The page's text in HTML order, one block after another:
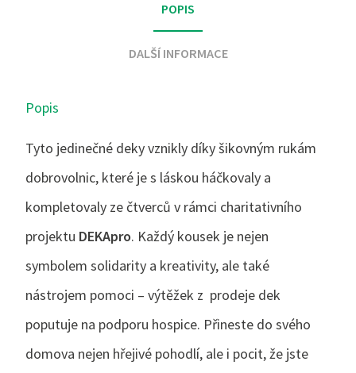
POPIS
DALŠÍ INFORMACE
Popis
Tyto jedinečné deky vznikly díky šikovným rukám
dobrovolnic, které je s láskou háčkovaly a
kompletovaly ze čtverců v rámci charitativního
projektu DEKApro. Každý kousek je nejen
symbolem solidarity a kreativity, ale také
nástrojem pomoci – výtěžek z prodeje dek
poputuje na podporu hospice. Přineste do svého
domova nejen hřejivé pohodlí, ale i pocit, že jste